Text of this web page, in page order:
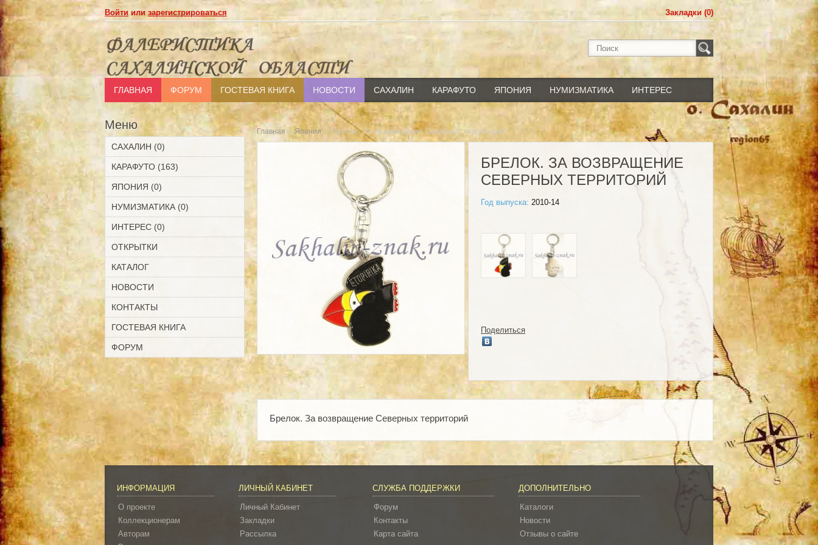
Войти илизарегистрироваться Закладки (0)
ГЛАВНАЯ ФОРУМ ГОСТЕВАЯ КНИГА НОВОСТИ САХАЛИН КАРАФУТО ЯПОНИЯ НУМИЗМАТИКА ИНТЕРЕС
Меню
САХАЛИН (0)
КАРАФУТО (163)
ЯПОНИЯ (0)
НУМИЗМАТИКА (0)
ИНТЕРЕС (0)
ОТКРЫТКИ
КАТАЛОГ
НОВОСТИ
КОНТАКТЫ
ГОСТЕВАЯ КНИГА
ФОРУМ
Главная » Япония » Брелок. За возвращение Северных территорий
БРЕЛОК. ЗА ВОЗВРАЩЕНИЕ
СЕВЕРНЫХ ТЕРРИТОРИЙ
Год выпуска: 2010-14
Поделиться
Брелок. За возвращение Северных территорий
ИНФОРМАЦИЯ
О проекте
Коллекционерам
Авторам
ЛИЧНЫЙ КАБИНЕТ
Личный Кабинет
Закладки
Рассылка
СЛУЖБА ПОДДЕРЖКИ
Форум
Контакты
Карта сайта
ДОПОЛНИТЕЛЬНО
Каталоги
Новости
Отзывы о сайте